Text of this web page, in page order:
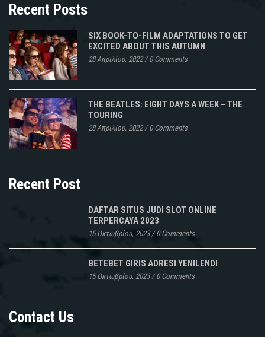
Recent Posts
SIX BOOK-TO-FILM ADAPTATIONS TO GET
EXCITED ABOUT THIS AUTUMN
28 Απριλίου, 2022/0 Comments
THE BEATLES: EIGHT DAYS A WEEK – THE
TOURING
28 Απριλίου, 2022/0 Comments
Recent Post
DAFTAR SITUS JUDI SLOT ONLINE
TERPERCAYA 2023
15 Οκτωβρίου, 2023/0 Comments
BETEBET GIRIS ADRESI YENILENDI
15 Οκτωβρίου, 2023/0 Comments
Contact Us